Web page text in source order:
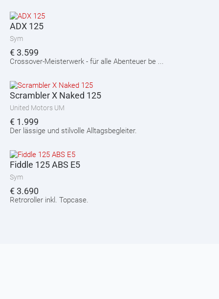
ADX 125
Sym
€3.599
Crossover-Meisterwerk - für alle Abenteuer be ...
Scrambler X Naked 125
United Motors UM
€ 1.999
Der lässige und stilvolle Alltagsbegleiter.
Fiddle 125 ABS E5
Sym
€3.690
Retroroller inkl. Topcase.